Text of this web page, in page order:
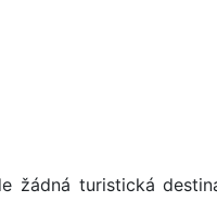
turistická